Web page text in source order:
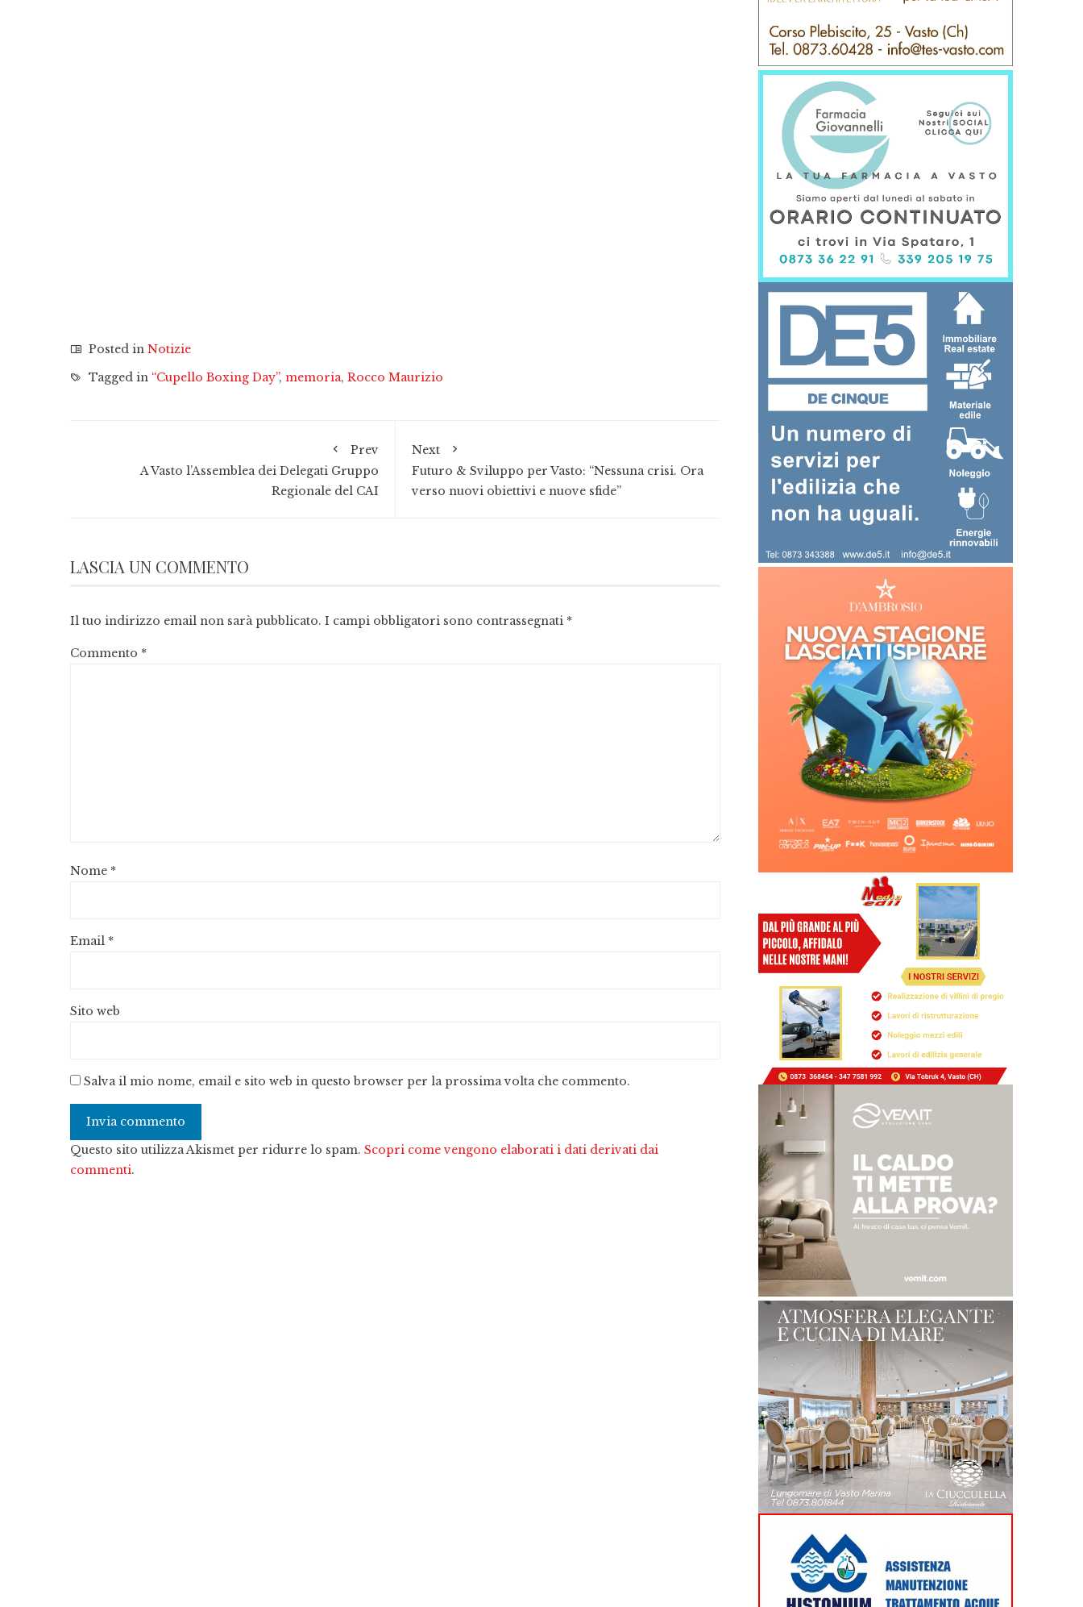
Posted in Notizie
Tagged in “Cupello Boxing Day”, memoria, Rocco Maurizio
Prev
A Vasto l’Assemblea dei Delegati Gruppo
Regionale del CAI
Next
Futuro & Sviluppo per Vasto: “Nessuna crisi. Ora
verso nuovi obiettivi e nuove sfide”
LASCIA UN COMMENTO
Il tuo indirizzo email non sarà pubblicato. I campi obbligatori sono contrassegnati *
Commento *
Nome *
Email *
Sito web
Salva il mio nome, email e sito web in questo browser per la prossima volta che commento.
Questo sito utilizza Akismet per ridurre lo spam. Scopri come vengono elaborati i dati derivati dai
commenti.